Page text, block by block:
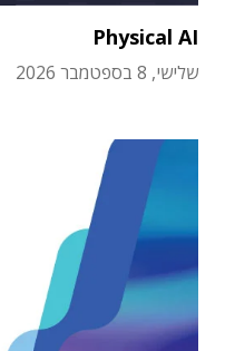
Physical AI
שלישי, 8 בספטמבר 2026